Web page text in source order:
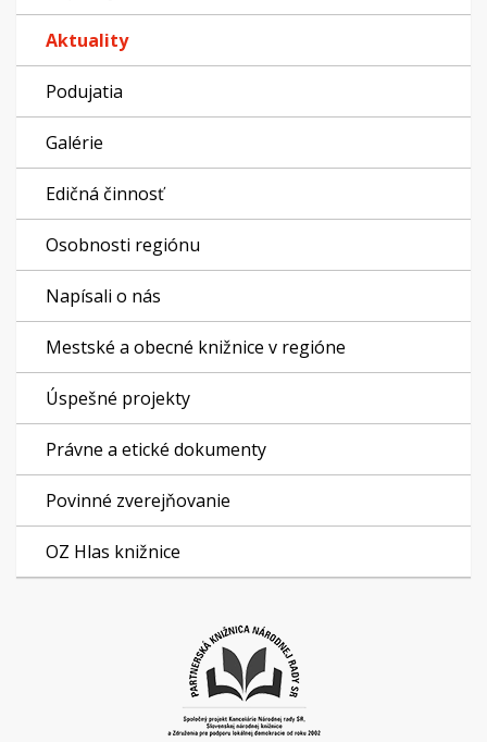
Aktuality
Podujatia
Galérie
Edičná činnosť
Osobnosti regiónu
Napísali o nás
Mestské a obecné knižnice v regióne
Úspešné projekty
Právne a etické dokumenty
Povinné zverejňovanie
OZ Hlas knižnice